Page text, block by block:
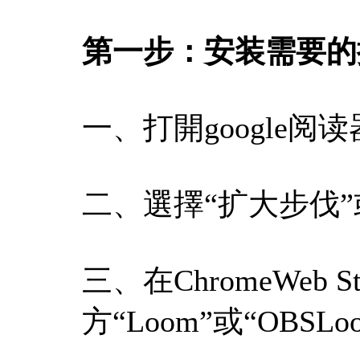
第一步：安装需要
一、打開google阅
二、選擇“扩大步伐”
三、在ChromeWeb
方“Loom”或